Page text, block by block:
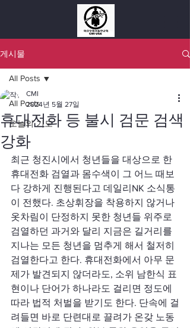
게시물
All Posts
오늘의 기도
All Posts
휴대전화 등 불시 검문 검색
강화
CMI
2024년 5월 27일
최근 청진시에서 청년들을 대상으로 한
휴대전화 검열과 몸수색이 그 어느 때보
다 강하게 진행된다고 데일리NK 소식통
이 전했다. 초상휘장을 착용하지 않거나
옷차림이 단정하지 못한 청년들 위주로
검열하던 과거와 달리 지금은 길거리를
지나는 모든 청년을 멈추게 해서 철저히
검열한다고 한다. 휴대전화에서 아무 문
제가 발견되지 않더라도, 소위 남한식 표
현이나 단어가 하나라도 걸리면 정도에
따라 법적 처벌을 받기도 한다. 단속에 걸
려들면 바로 단련대로 끌려가 온갖 노동